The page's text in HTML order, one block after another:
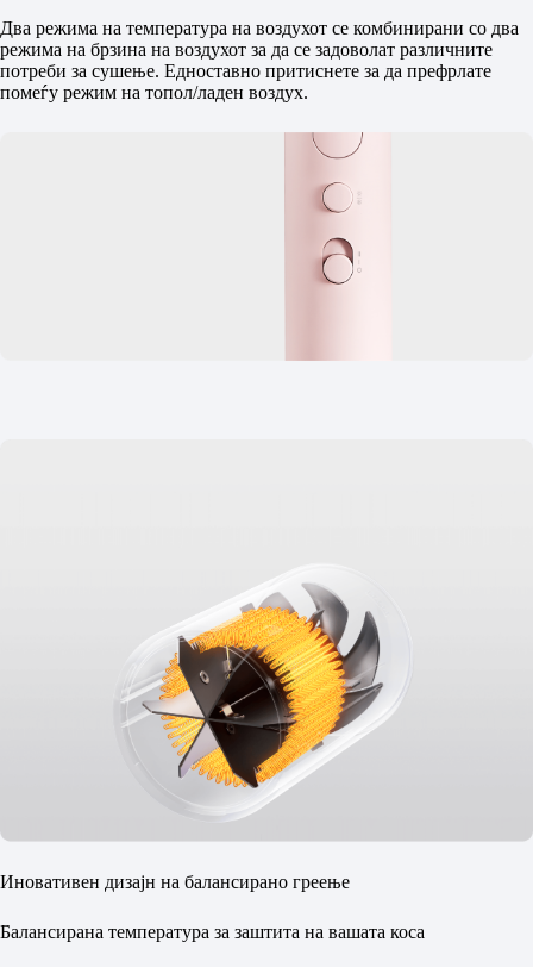
Два режима на температура на воздухот се комбинирани со два
режима на брзина на воздухот за да се задоволат различните
потреби за сушење. Едноставно притиснете за да префрлате
помеѓу режим на топол/ладен воздух.
Иновативен дизајн на балансирано греење
Балансирана температура за заштита на вашата коса